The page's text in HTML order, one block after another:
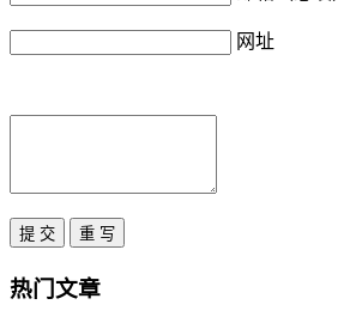
网址
热门文章